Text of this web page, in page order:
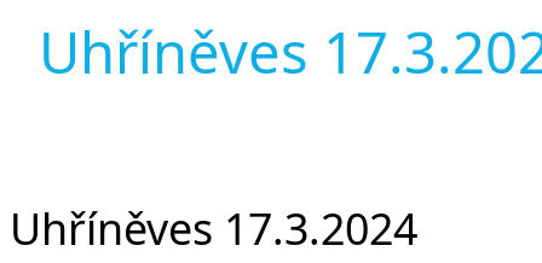
Uhříněves
Uhříněves 17.3.2024